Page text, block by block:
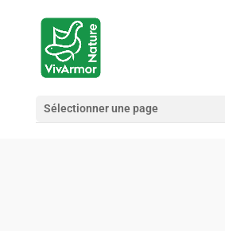
Sélectionner une page